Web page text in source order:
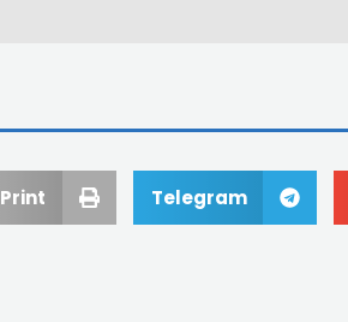
Telegram
Print